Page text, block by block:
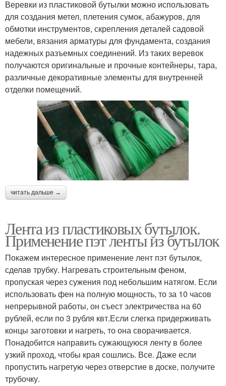
Веревки из пластиковой бутылки можно использовать
для создания метел, плетения сумок, абажуров, для
обмотки инструментов, скрепления деталей садовой
мебели, вязания арматуры для фундамента, создания
надежных разъемных соединений. Из таких веревок
получаются оригинальные и прочные контейнеры, тара,
различные декоративные элементы для внутренней
отделки помещений.
читать дальше →
Лента из пластиковых бутылок.
Применение пэт ленты из бутылок
Покажем интересное применение лент пэт бутылок,
сделав трубку. Нагревать строительным феном,
пропуская через сужения под небольшим натягом. Если
использовать фен на полную мощность, то за 10 часов
непрерывной работы, он съест электричества на 60
рублей, если по 3 рубля квт.Если слегка придерживать
концы заготовки и нагреть, то она сворачивается.
Понадобится направить сужающуюся ленту в более
узкий проход, чтобы края сошлись. Все. Даже если
пропустить нагретую через отверстие в доске, получите
трубочку.